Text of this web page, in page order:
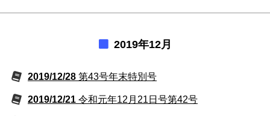
2019年12月
2019/12/28 第43号年末特別号
2019/12/21 令和元年12月21日号第42号